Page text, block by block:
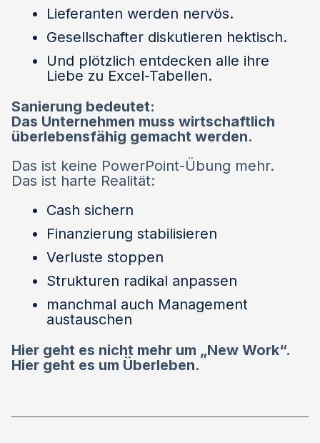
Lieferanten werden nervös.
Gesellschafter diskutieren hektisch.
Und plötzlich entdecken alle ihre
Liebe zu Excel-Tabellen.
Sanierung bedeutet:
Das Unternehmen muss wirtschaftlich
überlebensfähig gemacht werden.
Das ist keine PowerPoint-Übung mehr.
Das ist harte Realität:
Cash sichern
Finanzierung stabilisieren
Verluste stoppen
Strukturen radikal anpassen
manchmal auch Management
austauschen
Hier geht es nicht mehr um „New Work“.
Hier geht es um Überleben.